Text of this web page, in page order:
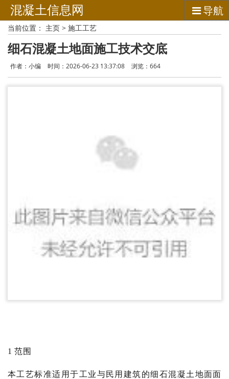
混凝土信息网 导航
当前位置： 主页 > 施工工艺
细石混凝土地面施工技术交底
作者：小编 时间：2026-06-23 13:37:08 浏览： 664
1范围
本工艺标准适用于工业与民用建筑的细石混凝土地面面